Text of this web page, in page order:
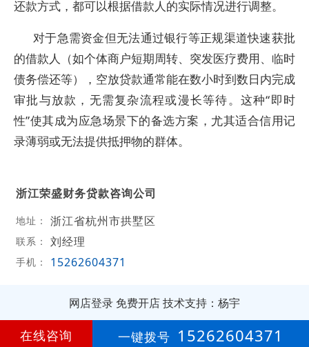
还款方式，都可以根据借款人的实际情况进行调整。
对于急需资金但无法通过银行等正规渠道快速获批
的借款人（如个体商户短期周转、突发医疗费用、临时
债务偿还等），空放贷款通常能在数小时到数日内完成
审批与放款，无需复杂流程或漫长等待。这种“即时
性”使其成为应急场景下的备选方案，尤其适合信用记
录薄弱或无法提供抵押物的群体。
浙江荣盛财务贷款咨询公司
地址： 浙江省杭州市拱墅区
联系： 刘经理
手机： 15262604371
网店登录 免费开店技术支持：杨宇
第1年
在线咨询 一键拨号 15262604371